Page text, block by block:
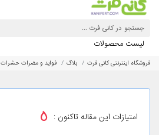
لیست محصولات
فروشگاه اینترنتی کانی فرت بلاگ فواید و مضرات حشرات
امتیازات این مقاله تاکنون : 5